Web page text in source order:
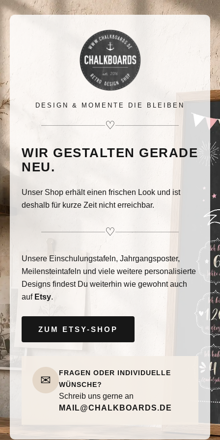
DESIGN & MOMENTE DIE BLEIBEN
♡
WIR GESTALTEN GERADE
NEU.
Unser Shop erhält einen frischen Look und ist
deshalb für kurze Zeit nicht erreichbar.
♡
Unsere Einschulungstafeln, Jahrgangsposter,
Meilensteintafeln und viele weitere personalisierte
Designs findest Du weiterhin wie gewohnt auch
auf Etsy.
ZUM ETSY-SHOP
✉
FRAGEN ODER INDIVIDUELLE
WÜNSCHE?
Schreib uns gerne an
MAIL@CHALKBOARDS.DE